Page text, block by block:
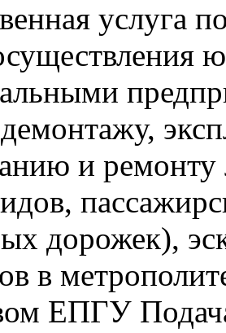
услуга
и
дорожек),
в
ЕПГУ